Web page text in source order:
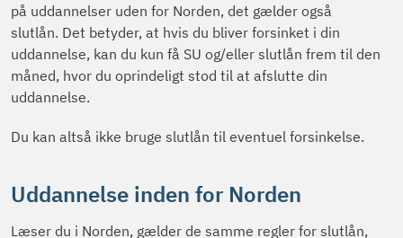
på uddannelser uden for Norden, det gælder også
slutlån. Det betyder, at hvis du bliver forsinket i din
uddannelse, kan du kun få SU og/eller slutlån frem til den
måned, hvor du oprindeligt stod til at afslutte din
uddannelse.
Du kan altså ikke bruge slutlån til eventuel forsinkelse.
Uddannelse inden for Norden
Læser du i Norden, gælder de samme regler for slutlån,